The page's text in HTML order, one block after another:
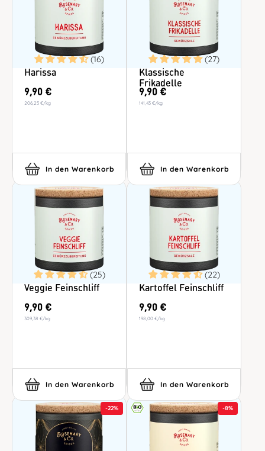
(16)
Harissa
9,90 €
206,25 €/kg
In den Warenkorb
(27)
Klassische
Frikadelle
9,90 €
141,43 €/kg
In den Warenkorb
(25)
Veggie Feinschliff
9,90 €
309,38 €/kg
In den Warenkorb
(22)
Kartoffel Feinschliff
9,90 €
198,00 €/kg
In den Warenkorb
-22% -8%